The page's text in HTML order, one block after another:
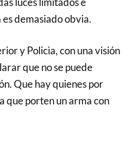
demasiado obvia.
y Policìa, con una visión
que no se puede
Que hay quienes por
que porten un arma con